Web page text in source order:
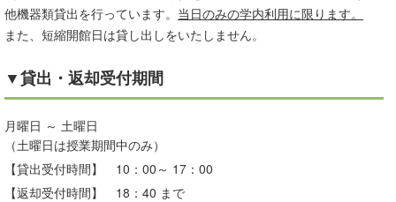
他機器類貸出を行っています。 当日のみの学内利用に限ります。
また、短縮開館日は貸し出しをいたしません。
▼貸出・返却受付期間
月曜日 ～ 土曜日
（土曜日は授業期間中のみ）
【貸出受付時間】 10：00～ 17：00
【返却受付時間】 18：40 まで